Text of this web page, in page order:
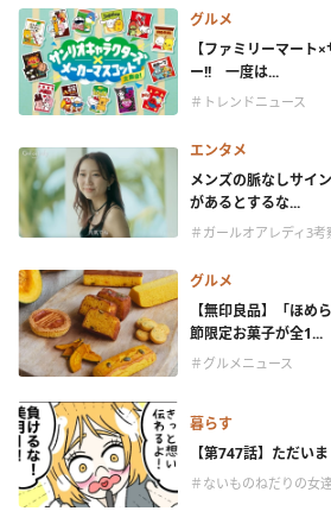
グルメ
【ファミリーマート
ー!! 一度は...
＃トレンドニュース
エンタメ
メンズの脈なしサイ
があるとするな...
＃ガールオアレディ3考
グルメ
【無印良品】「ほめ
節限定お菓子が全1...
＃グルメニュース
暮らす
【第747話】ただいま
＃ないものねだりの女達